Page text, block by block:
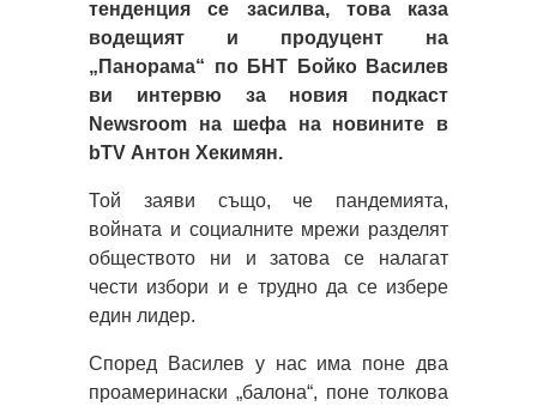
тенденция се засилва, това каза
водещият и продуцент на
„Панорама“ по БНТ Бойко Василев
ви интервю за новия подкаст
Newsroom на шефа на новините в
bTV Антон Хекимян.
Той заяви също, че пандемията,
войната и социалните мрежи разделят
обществото ни и затова се налагат
чести избори и е трудно да се избере
един лидер.
Според Василев у нас има поне два
проамеринаски „балона“, поне толкова